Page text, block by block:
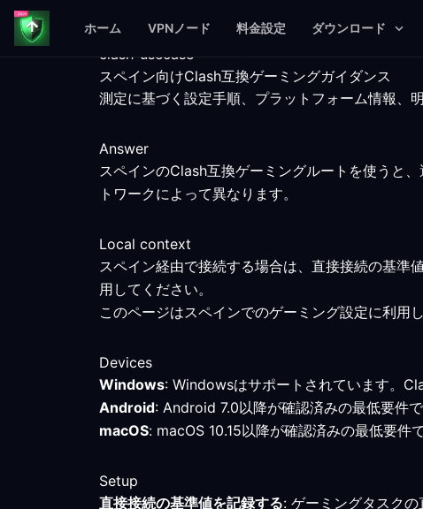
ホーム VPNノード 料金設定 ダウンロード
clash-usecase
スペイン向けClash互換ゲーミングガイダンス
測定に基づく設定手順、プラットフォーム情報、
Answer
スペインのClash互換ゲーミングルートを使うと
トワークによって異なります。
Local context
スペイン経由で接続する場合は、直接接続の基準
用してください。
このページはスペインでのゲーミング設定に利用
Devices
Windows: Windowsはサポートされています。
Android: Android 7.0以降が確認済みの最低要件
macOS: macOS 10.15以降が確認済みの最低要件
Setup
直接接続の基準値を記録する: ゲーミングタスク